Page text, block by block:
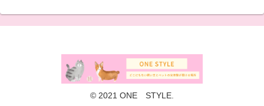
© 2021 ONE STYLE.